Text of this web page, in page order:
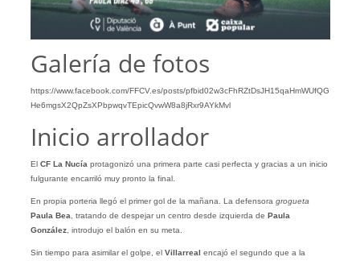
Galería de fotos
https://www.facebook.com/FFCV.es/posts/pfbid02w3cFhRZtDsJH15qaHmWUfQG
He6mgsX2QpZsXPbpwqvTEpicQvwW8a8jRxr9AYkMvl
Inicio arrollador
El CF La Nucía protagonizó una primera parte casi perfecta y gracias a un inicio
fulgurante encarriló muy pronto la final.
En propia porteria llegó el primer gol de la mañana. La defensora grogueta
Paula Bea , tratando de despejar un centro desde izquierda de Paula
González, introdujo el balón en su meta.
Sin tiempo para asimilar el golpe, el Villarreal encajó el segundo que a la